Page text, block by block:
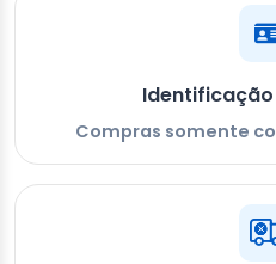
Compras somente